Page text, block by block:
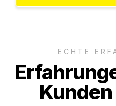
ECHTE